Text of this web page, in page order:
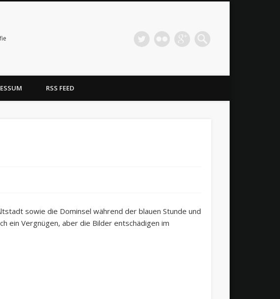
RSS FEED
sowie die Dominsel während der blauen Stunde und
ein Vergnügen, aber die Bilder entschädigen im